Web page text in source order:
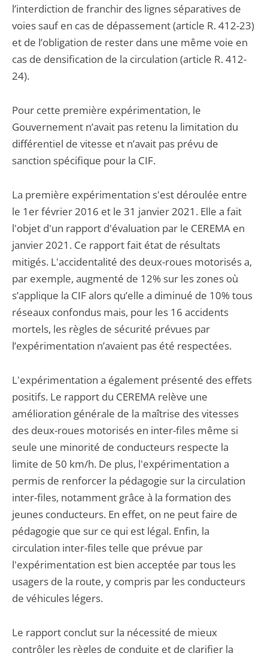
l’interdiction de franchir des lignes séparatives de
voies sauf en cas de dépassement (article R. 412-23)
et de l’obligation de rester dans une même voie en
cas de densification de la circulation (article R. 412-
24).
Pour cette première expérimentation, le
Gouvernement n’avait pas retenu la limitation du
différentiel de vitesse et n’avait pas prévu de
sanction spécifique pour la CIF.
La première expérimentation s'est déroulée entre
le 1er février 2016 et le 31 janvier 2021. Elle a fait
l'objet d'un rapport d'évaluation par le CEREMA en
janvier 2021. Ce rapport fait état de résultats
mitigés. L'accidentalité des deux-roues motorisés a,
par exemple, augmenté de 12% sur les zones où
s’applique la CIF alors qu’elle a diminué de 10% tous
réseaux confondus mais, pour les 16 accidents
mortels, les règles de sécurité prévues par
l’expérimentation n’avaient pas été respectées.
L'expérimentation a également présenté des effets
positifs. Le rapport du CEREMA relève une
amélioration générale de la maîtrise des vitesses
des deux-roues motorisés en inter-files même si
seule une minorité de conducteurs respecte la
limite de 50 km/h. De plus, l'expérimentation a
permis de renforcer la pédagogie sur la circulation
inter-files, notamment grâce à la formation des
jeunes conducteurs. En effet, on ne peut faire de
pédagogie que sur ce qui est légal. Enfin, la
circulation inter-files telle que prévue par
l'expérimentation est bien acceptée par tous les
usagers de la route, y compris par les conducteurs
de véhicules légers.
Le rapport conclut sur la nécessité de mieux
contrôler les règles de conduite et de clarifier la